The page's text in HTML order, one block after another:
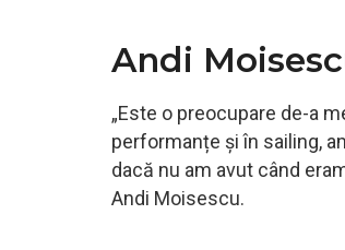
Andi
„Este o preocupare de-a
performanțe și în sailing,
dacă nu am avut când
Andi Moisescu.